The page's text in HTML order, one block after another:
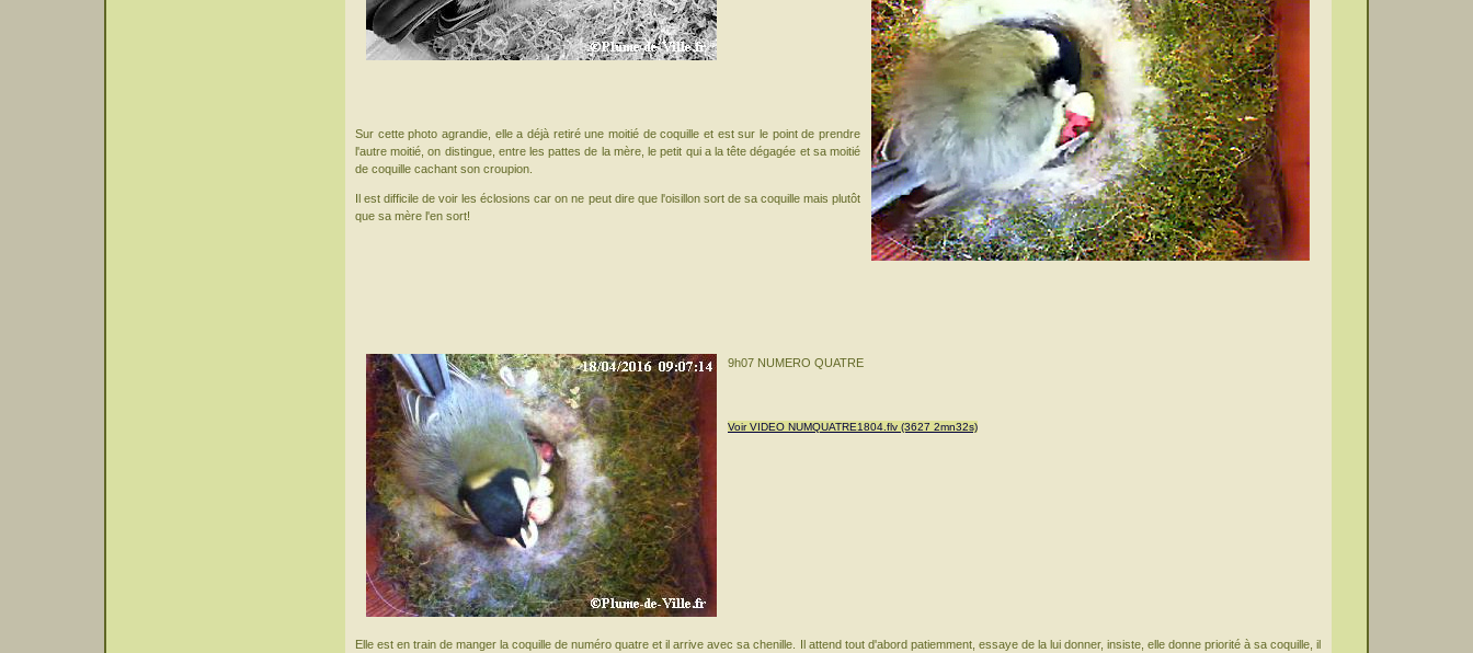
Sur cette photo agrandie, elle a déjà retiré une moitié de coquille et est sur le point de prendre
l'autre moitié, on distingue, entre les pattes de la mère, le petit qui a la tête dégagée et sa moitié
de coquille cachant son croupion.
Il est difficile de voir les éclosions car on ne peut dire que l'oisillon sort de sa coquille mais plutôt
que sa mère l'en sort!
9h07 NUMERO QUATRE
Voir VIDEO NUMQUATRE1804.flv (3627 2mn32s)
Elle est en train de manger la coquille de numéro quatre et il arrive avec sa chenille. Il attend tout d'abord patiemment, essaye de la lui donner, insiste, elle donne priorité à sa coquille, il